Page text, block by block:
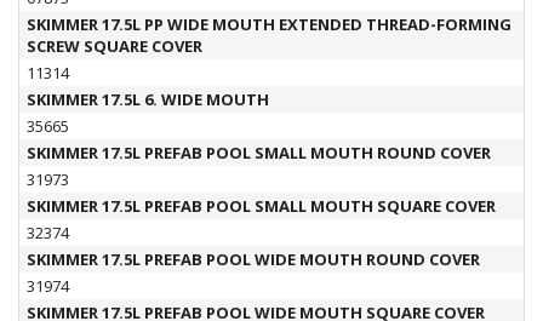
SKIMMER 17.5L PP WIDE MOUTH EXTENDED THREAD-FORMING
SCREW SQUARE COVER
11314
SKIMMER 17.5L 6. WIDE MOUTH
35665
SKIMMER 17.5L PREFAB POOL SMALL MOUTH ROUND COVER
31973
SKIMMER 17.5L PREFAB POOL SMALL MOUTH SQUARE COVER
32374
SKIMMER 17.5L PREFAB POOL WIDE MOUTH ROUND COVER
31974
SKIMMER 17.5L PREFAB POOL WIDE MOUTH SQUARE COVER